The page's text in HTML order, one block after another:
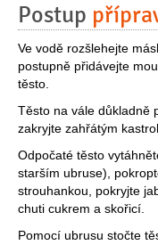
Postup
Ve vodě rozšlehejte
postupně přidávejte
těsto.
Těsto na vále důkladně
zakryjte zahřátým
Odpočaté těsto
starším ubruse),
strouhankou, pokryjte
chuti cukrem a skořicí.
Pomocí ubrusu stočte